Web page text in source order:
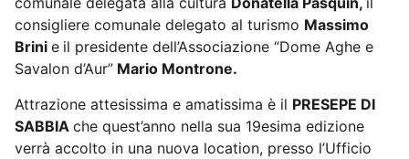
consigliere comunale delegato al turismo Massimo
Brini e il presidente dell’Associazione “Dome Aghe e
Savalon d’Aur” Mario Montrone.
Attrazione attesissima e amatissima è il PRESEPE DI
SABBIA che quest’anno nella sua 19esima edizione
verrà accolto in una nuova location, presso l’Ufficio